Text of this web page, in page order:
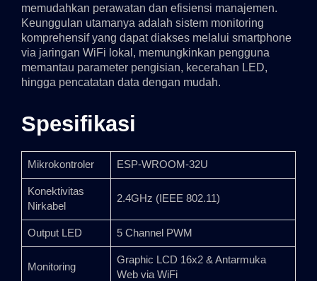
memudahkan perawatan dan efisiensi manajemen.
Keunggulan utamanya adalah sistem monitoring
komprehensif yang dapat diakses melalui smartphone
via jaringan WiFi lokal, memungkinkan pengguna
memantau parameter pengisian, kecerahan LED,
hingga pencatatan data dengan mudah.
Spesifikasi
Mikrokontroler ESP-WROOM-32U
Konektivitas
Nirkabel
2.4GHz (IEEE 802.11)
Output LED 5 Channel PWM
Monitoring
Graphic LCD 16x2 & Antarmuka
Web via WiFi